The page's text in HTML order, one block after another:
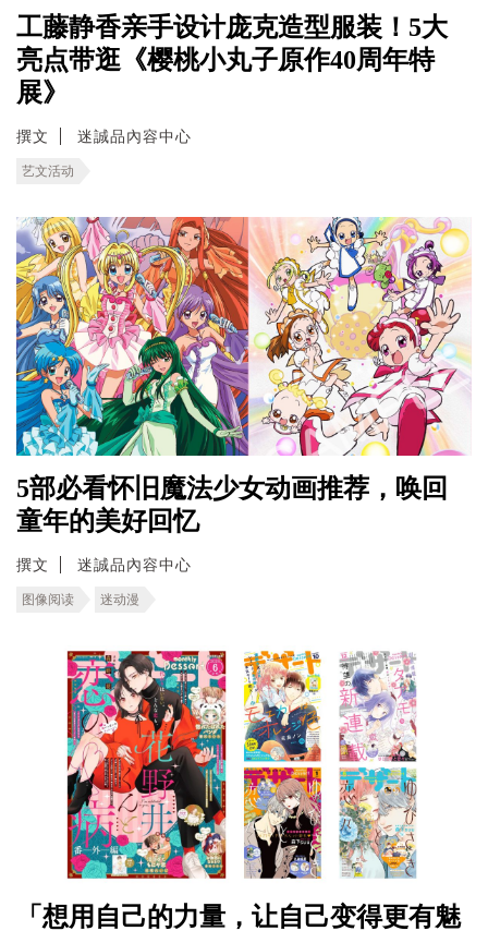
工藤静香亲手设计庞克造型服装！5大
亮点带逛《樱桃小丸子原作40周年特
展》
撰文 迷誠品內容中心
艺文活动
5部必看怀旧魔法少女动画推荐，唤回
童年的美好回忆
撰文 迷誠品內容中心
图像阅读 迷动漫
「想用自己的力量，让自己变得更有魅